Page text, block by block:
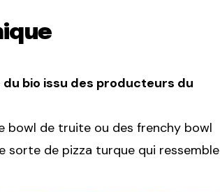
bio issu des producteurs du
bowl de truite ou des frenchy bowl
sorte de pizza turque qui ressemble